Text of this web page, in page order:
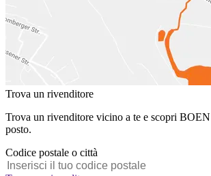
Trova un rivenditore
Trova un rivenditore vicino a te e scopri
posto.
Codice postale o città